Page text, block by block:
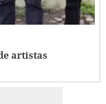
artistas